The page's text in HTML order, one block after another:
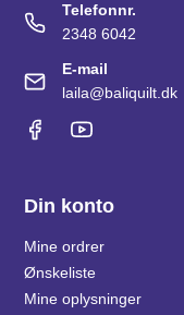
Telefonnr.
2348 6042
E-mail
laila@baliquilt.dk
Din konto
Mine ordrer
Ønskeliste
Mine oplysninger